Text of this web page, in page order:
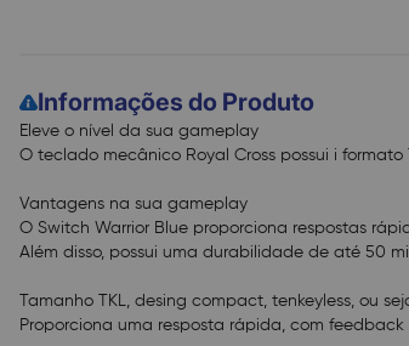
Informações do Produto
Eleve o nível da sua gameplay
O teclado mecânico Royal Cross possui i
Vantagens na sua gameplay
O Switch Warrior Blue proporciona respostas
Além disso, possui uma durabilidade de até 50
Tamanho TKL, desing compact, tenkeyless, ou
Proporciona uma resposta rápida, com